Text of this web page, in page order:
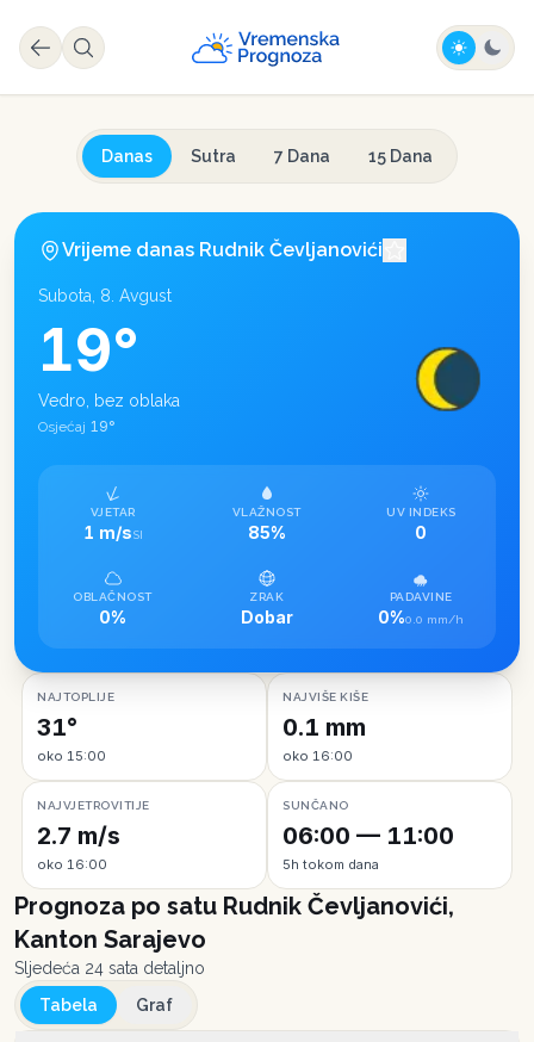
Danas Sutra 7 Dana 15 Dana
Vrijeme danas Rudnik Čevljanovići
Subota, 8. Avgust
19°
Vedro, bez oblaka
Osjećaj 19°
VJETAR
1 m/sSI
VLAŽNOST
85%
UV INDEKS
0
OBLAČNOST
0%
ZRAK
Dobar
PADAVINE
0%0.0 mm/h
NAJTOPLIJE
31°
oko 15:00
NAJVIŠE KIŠE
0.1 mm
oko 16:00
NAJVJETROVITIJE
2.7 m/s
oko 16:00
SUNČANO
06:00 — 11:00
5h tokom dana
Prognoza po satu Rudnik Čevljanovići,
Kanton Sarajevo
Sljedeća 24 sata detaljno
Tabela
Graf